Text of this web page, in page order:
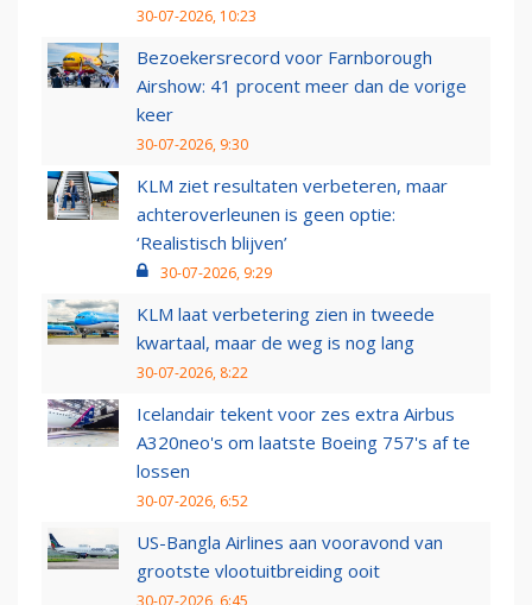
30-07-2026, 10:23
Bezoekersrecord voor Farnborough
Airshow: 41 procent meer dan de vorige
keer
30-07-2026, 9:30
KLM ziet resultaten verbeteren, maar
achteroverleunen is geen optie:
‘Realistisch blijven’
30-07-2026, 9:29
KLM laat verbetering zien in tweede
kwartaal, maar de weg is nog lang
30-07-2026, 8:22
Icelandair tekent voor zes extra Airbus
A320neo's om laatste Boeing 757's af te
lossen
30-07-2026, 6:52
US-Bangla Airlines aan vooravond van
grootste vlootuitbreiding ooit
30-07-2026, 6:45